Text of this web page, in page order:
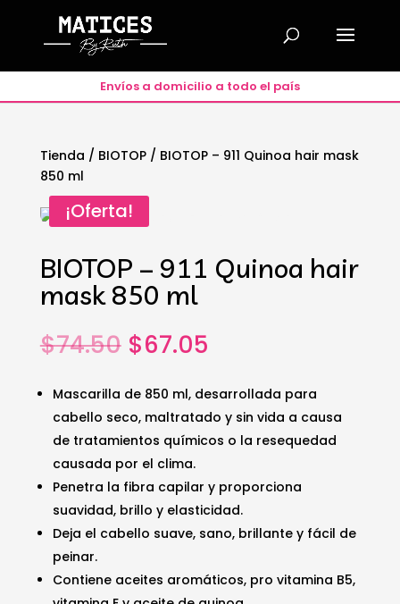
Envíos a domicilio a todo el país
Tienda / BIOTOP/ BIOTOP – 911 Quinoa hair mask
850 ml
¡Oferta!
🔍
BIOTOP – 911 Quinoa hair
mask 850 ml
$74.50 El
precio
original
era:
$74.50.
$67.05
actual
es:
$67.05.
Mascarilla de 850 ml, desarrollada para
cabello seco, maltratado y sin vida a causa
de tratamientos químicos o la resequedad
causada por el clima.
Penetra la fibra capilar y proporciona
suavidad, brillo y elasticidad.
Deja el cabello suave, sano, brillante y fácil de
peinar.
Contiene aceites aromáticos, pro vitamina B5,